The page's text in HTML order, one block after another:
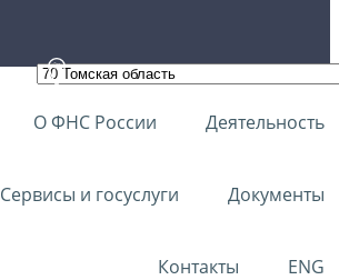
О ФНС России Деятельность
Сервисы и госуслуги Документы
Контакты ENG